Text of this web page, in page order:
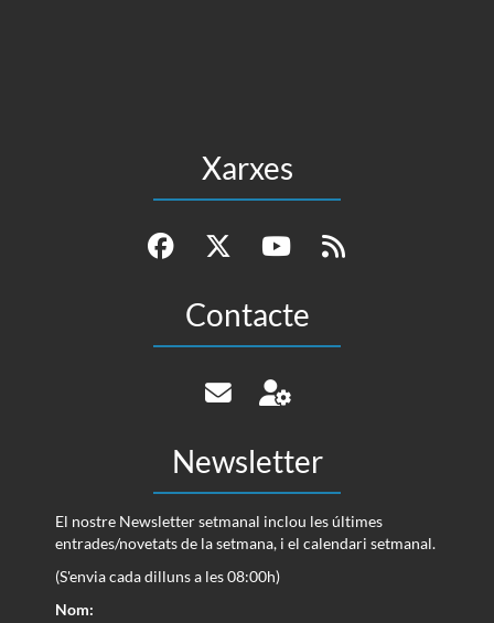
Xarxes
Contacte
Newsletter
El nostre Newsletter setmanal inclou les últimes
entrades/novetats de la setmana, i el calendari setmanal.
(S'envia cada dilluns a les 08:00h)
Nom: